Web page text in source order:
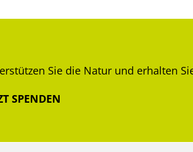
Sie die Natur und erhalten
SPENDEN